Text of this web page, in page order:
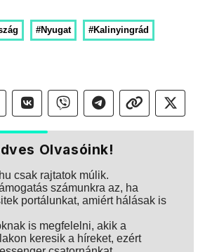
#Nyugat #Kalinyingrád
Olvasóink!
csak rajtatok múlik.
számunkra az, ha
portálunkat, amiért hálásak is
is megfelelni, akik a
keresik a híreket, ezért